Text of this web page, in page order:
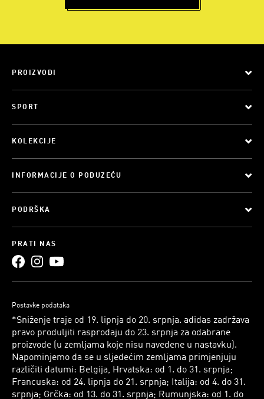
PROIZVODI
SPORT
KOLEKCIJE
INFORMACIJE O PODUZEĆU
PODRŠKA
PRATI NAS
Postavke podataka
*Sniženje traje od 19. lipnja do 20. srpnja. adidas zadržava
pravo produljiti rasprodaju do 23. srpnja za odabrane
proizvode (u zemljama koje nisu navedene u nastavku).
Napominjemo da se u sljedećim zemljama primjenjuju
različiti datumi: Belgija, Hrvatska: od 1. do 31. srpnja;
Francuska: od 24. lipnja do 21. srpnja; Italija: od 4. do 31.
srpnja; Grčka: od 13. do 31. srpnja; Rumunjska: od 1. do